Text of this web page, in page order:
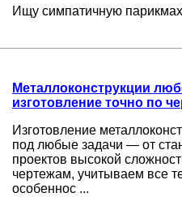
Ищу симпатичную
Металлоконструкции
изготовление точно по
Изготовление
под любые задачи — от
проектов высокой
чертежам, учитываем все
особеннос ...